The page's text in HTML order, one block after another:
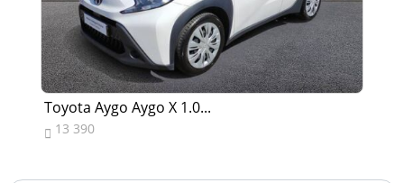
Toyota Aygo Aygo X 1.0...
 13 390